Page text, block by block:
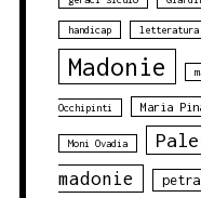
handicap letteratura
Madonie
Occhipinti Maria
Moni Ovadia
madonie